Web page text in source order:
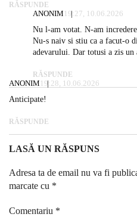
RĂSPUNDE
ANONIM 19:27, 10.06.2026
Nu l-am votat. N-am
Nu-s naiv si stiu ca a facut-o
adevarului. Dar totusi a zis un
RĂSPUNDE
ANONIM 19:28, 10.06.2026
Anticipate!
RĂSPUNDE
LASĂ UN RĂSPUNS
Adresa ta de email nu va fi
marcate cu *
Comentariu *